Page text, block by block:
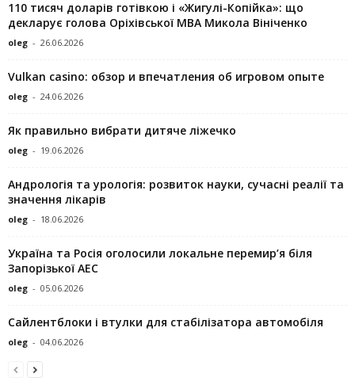
110 тисяч доларів готівкою і «Жигулі-Копійка»: що
декларує голова Оріхівської МВА Микола Вініченко
oleg - 26.06.2026
Vulkan casino: обзор и впечатления об игровом опыте
oleg - 24.06.2026
Як правильно вибрати дитяче ліжечко
oleg - 19.06.2026
Андрологія та урологія: розвиток науки, сучасні реалії та
значення лікарів
oleg - 18.06.2026
Україна та Росія оголосили локальне перемир’я біля
Запорізької АЕС
oleg - 05.06.2026
Сайлентблоки і втулки для стабілізатора автомобіля
oleg - 04.06.2026